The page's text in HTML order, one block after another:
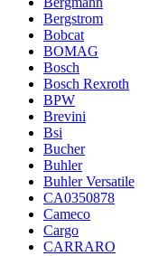
Bergstrom
Bobcat
BOMAG
Bosch
Bosch Rexroth
BPW
Brevini
Bsi
Bucher
Buhler
Buhler Versatile
CA0350878
Cameco
Cargo
CARRARO